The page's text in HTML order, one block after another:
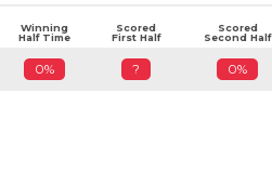
Winning
Half Time
Scored
First Half
Scored
Second Half
0% ? 0%